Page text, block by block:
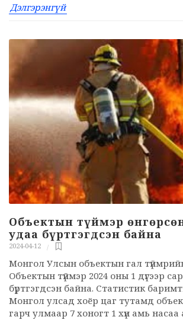
Дэлгэрэнгүй
Объектын түймэр
удаа бүртгэгдсэн байна
2024-04-12
Монгол Улсын объектын гал
Объектын түймэр 2024 оны 1 дүгээр
бүртгэгдсэн байна. Статистик
Монгол улсад хоёр цаг тутамд
гарч улмаар 7 хоногт 1 хүн амь